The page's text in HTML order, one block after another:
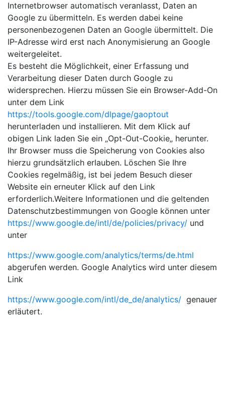
Internetbrowser automatisch veranlasst, Daten an
Google zu übermitteln. Es werden dabei keine
personenbezogenen Daten an Google übermittelt. Die
IP-Adresse wird erst nach Anonymisierung an Google
weitergeleitet.
Es besteht die Möglichkeit, einer Erfassung und
Verarbeitung dieser Daten durch Google zu
widersprechen. Hierzu müssen Sie ein Browser-Add-On
unter dem Link
https://tools.google.com/dlpage/gaoptout
herunterladen und installieren. Mit dem Klick auf
obigen Link laden Sie ein „Opt-Out-Cookie„ herunter.
Ihr Browser muss die Speicherung von Cookies also
hierzu grundsätzlich erlauben. Löschen Sie Ihre
Cookies regelmäßig, ist bei jedem Besuch dieser
Website ein erneuter Klick auf den Link
erforderlich.Weitere Informationen und die geltenden
Datenschutzbestimmungen von Google können unter
https://www.google.de/intl/de/policies/privacy/ und
unter
https://www.google.com/analytics/terms/de.html
abgerufen werden. Google Analytics wird unter diesem
Link
https://www.google.com/intl/de_de/analytics/ genauer
erläutert.